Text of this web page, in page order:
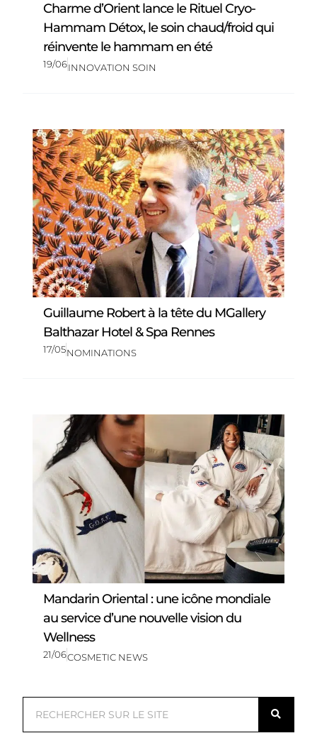
Charme d’Orient lance le Rituel Cryo-
Hammam Détox, le soin chaud/froid qui
réinvente le hammam en été
19/06INNOVATION SOIN
Guillaume Robert à la tête du MGallery
Balthazar Hotel & Spa Rennes
17/05NOMINATIONS
Mandarin Oriental : une icône mondiale
au service d’une nouvelle vision du
Wellness
21/06COSMETIC NEWS